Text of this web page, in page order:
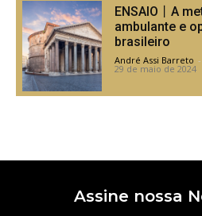
ENSAIO丨A
ambulante e
brasileiro
André Assi Barreto -
29 de maio de 2024
Assine nossa